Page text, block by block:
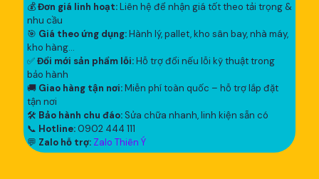
💰Đơn giá linh hoạt:Liên hệ để nhận giá tốt theo tải trọng &
nhu cầu
🎯 Giá theo ứng dụng:Hành lý, pallet, kho sân bay, nhà máy,
kho hàng...
✅Đổi mới sản phẩm lỗi:Hỗ trợ đổi nếu lỗi kỹ thuật trong
bảo hành
🚚 Giao hàng tận nơi:Miễn phí toàn quốc – hỗ trợ lắp đặt
tận nơi
🛠 Bảo hành chu đáo: Sửa chữa nhanh, linh kiện sẵn có
📞 Hotline: 0902 444 111
💬 Zalo hỗ trợ: Zalo Thiên Ý